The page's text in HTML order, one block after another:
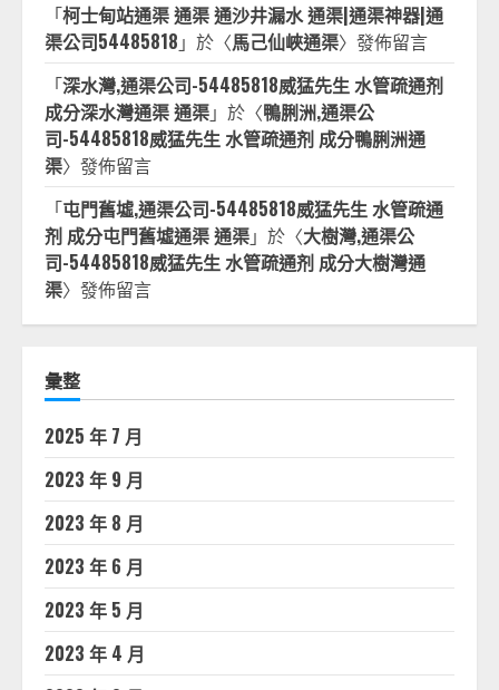
「柯士甸站通渠 通渠 通沙井漏水 通渠|通渠神器|通
渠公司54485818 」於〈馬己仙峽通渠〉發佈留言
「深水灣,通渠公司-54485818威猛先生 水管疏通剂
成分深水灣通渠 通渠」於〈鴨脷洲,通渠公
司-54485818威猛先生 水管疏通剂 成分鴨脷洲通
渠〉發佈留言
「屯門舊墟,通渠公司-54485818威猛先生 水管疏通
剂 成分屯門舊墟通渠 通渠」於〈大樹灣,通渠公
司-54485818威猛先生 水管疏通剂 成分大樹灣通
渠〉發佈留言
彙整
2025 年 7 月
2023 年 9 月
2023 年 8 月
2023 年 6 月
2023 年 5 月
2023 年 4 月